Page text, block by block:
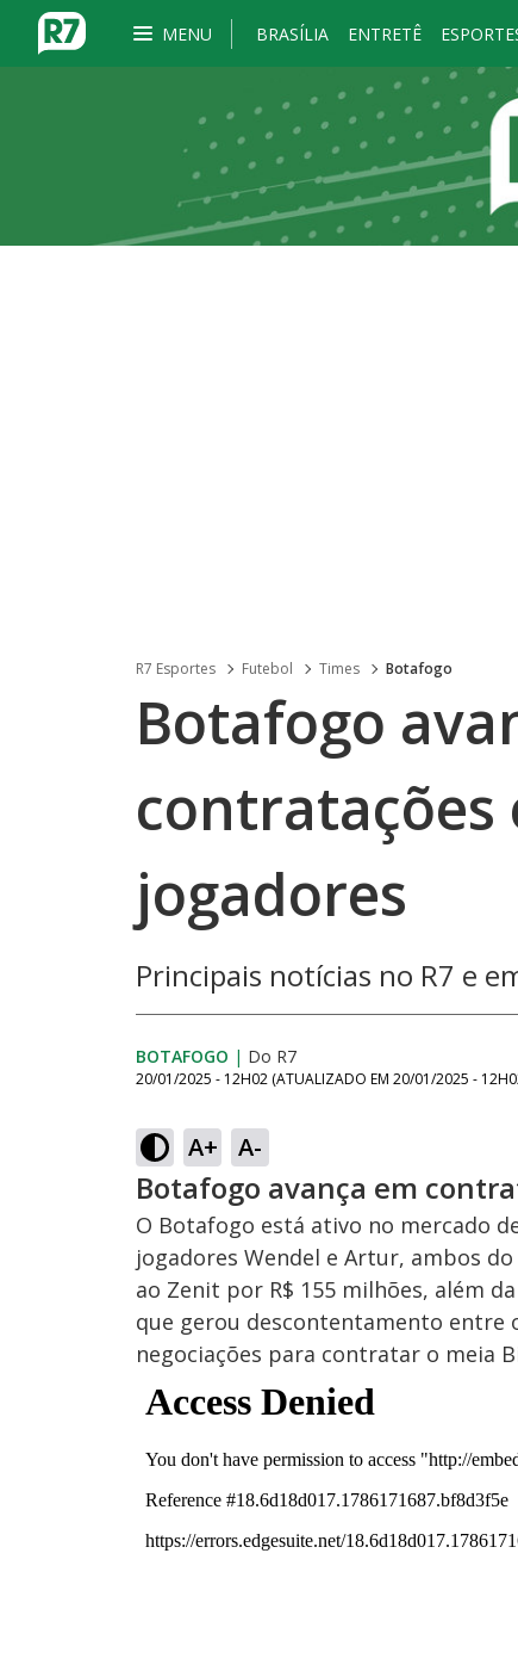
MENU BRASÍLIA ENTRETÊ
R7 Esportes Futebol Times Botafogo
Botafogo
contratações
jogadores
Principais notícias no R7 e
BOTAFOGO | Do R7
20/01/2025 - 12H02 (ATUALIZADO EM 20/01/2025 -
A+ A-
Botafogo avança em
O Botafogo está ativo no mercado
jogadores Wendel e Artur, ambos
ao Zenit por R$ 155 milhões, além
que gerou descontentamento entre
negociações para contratar o meia